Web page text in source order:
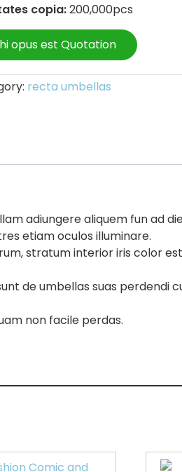
copia:200,000pcs
opus est Quotation
recta umbellas
adiungere aliquem fun ad
etiam oculos illuminare.
stratum interior iris color
de umbellas suas perdendi
non facile perdas.